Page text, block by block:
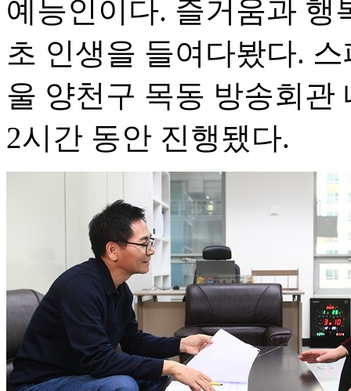
예능인이다. 즐거움과 행
초 인생을 들여다봤다.
울 양천구 목동 방송회관
2시간 동안 진행됐다.